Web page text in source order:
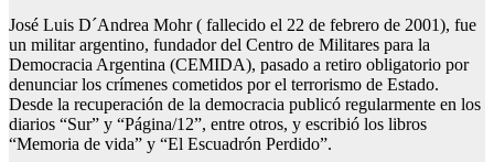
José Luis D´Andrea Mohr ( fallecido el 22 de febrero de 2001), fue
un militar argentino, fundador del Centro de Militares para la
Democracia Argentina (CEMIDA), pasado a retiro obligatorio por
denunciar los crímenes cometidos por el terrorismo de Estado.
Desde la recuperación de la democracia publicó regularmente en los
diarios “Sur” y “Página/12”, entre otros, y escribió los libros
“Memoria de vida” y “El Escuadrón Perdido”.